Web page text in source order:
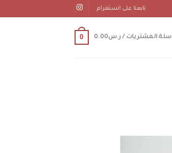
تابعنا على انستغرام
سلة المشتريات /ر.س0.00
0